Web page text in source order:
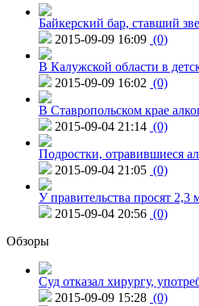
Байкерский бар, ставший
2015-09-09 16:09 (0)
В Калужской области в
2015-09-09 16:02 (0)
В Ставропольском крае
2015-09-04 21:14 (0)
Подростки, отравившиеся
2015-09-04 21:05 (0)
У правительства просят 2,3
2015-09-04 20:56 (0)
Обзоры
Суд отказал хирургу,
2015-09-09 15:28 (0)